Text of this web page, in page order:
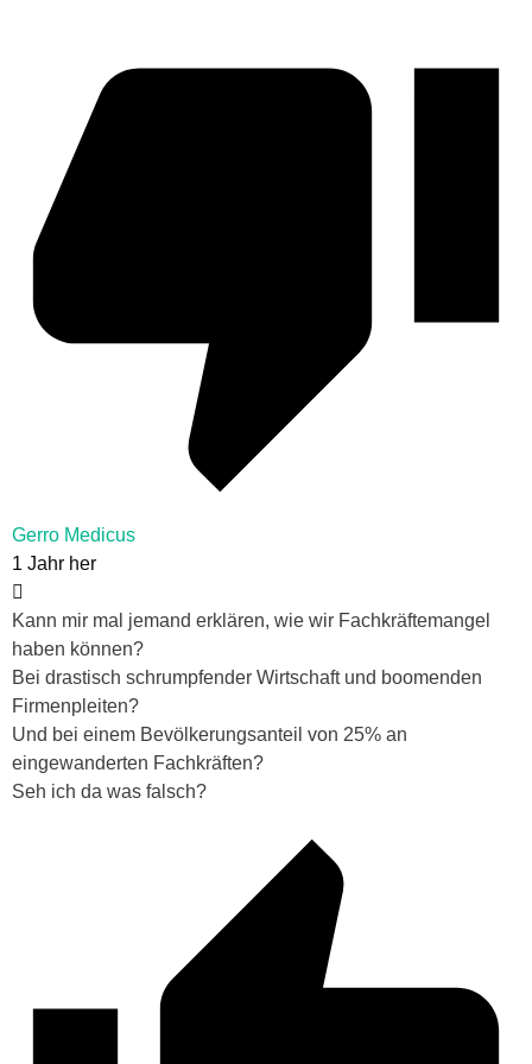
Gerro Medicus
1 Jahr her
Kann mir mal jemand erklären, wie wir Fachkräftemangel
haben können?
Bei drastisch schrumpfender Wirtschaft und boomenden
Firmenpleiten?
Und bei einem Bevölkerungsanteil von 25% an
eingewanderten Fachkräften?
Seh ich da was falsch?